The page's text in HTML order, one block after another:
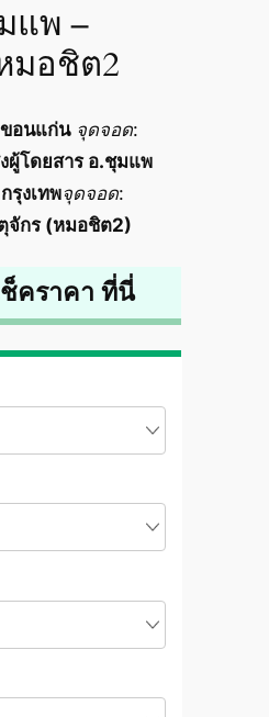
แพ –
มอชิต2
ขอนแก่น จุดจอด:
ผู้โดยสาร อ.ชุมแพ
กรุงเทพจุดจอด:
จักร (หมอชิต2)
ช็คราคา ที่นี่